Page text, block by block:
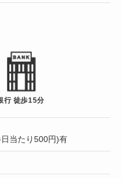
行 徒歩15分
当たり500円)有